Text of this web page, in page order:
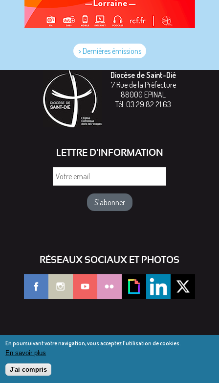
> Dernières émissions
Diocèse de Saint-Dié
7 Rue de la Préfecture
88000 EPINAL
Tél: 03 29 82 21 63
LETTRE D'INFORMATION
RÉSEAUX SOCIAUX ET PHOTOS
© Diocèse de Saint-Dié 2016-2025
En poursuivant votre navigation, vous acceptez l'utilisation de cookies.
En savoir plus
J'ai compris